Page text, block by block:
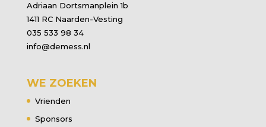
Adriaan Dortsmanplein 1b
1411 RC Naarden-Vesting
035 533 98 34
info@demess.nl
WE ZOEKEN
Vrienden
Sponsors